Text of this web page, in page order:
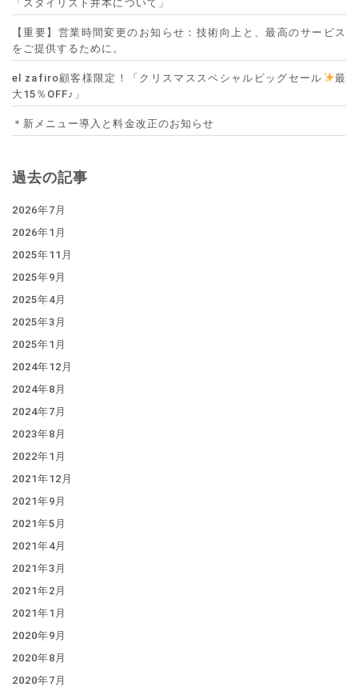
「スタイリスト井本について」
【重要】営業時間変更のお知らせ：技術向上と、最高のサービス
をご提供するために。
el zafiro顧客様限定！「クリスマススペシャルビッグセール
最
大15％OFF♪」
＊新メニュー導入と料金改正のお知らせ
過去の記事
2026年7月
2026年1月
2025年11月
2025年9月
2025年4月
2025年3月
2025年1月
2024年12月
2024年8月
2024年7月
2023年8月
2022年1月
2021年12月
2021年9月
2021年5月
2021年4月
2021年3月
2021年2月
2021年1月
2020年9月
2020年8月
2020年7月